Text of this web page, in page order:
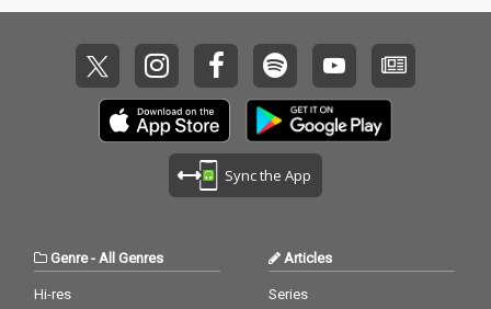
Sync the App
Genre- All Genres
Hi-res
Articles
Series